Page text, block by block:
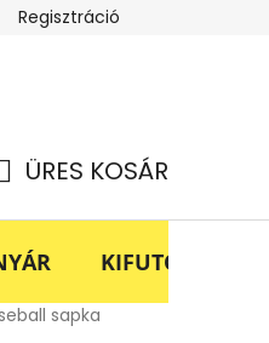
Regisztráció
ÜRES KOSÁR
KIFUTÓ -70%
sapka